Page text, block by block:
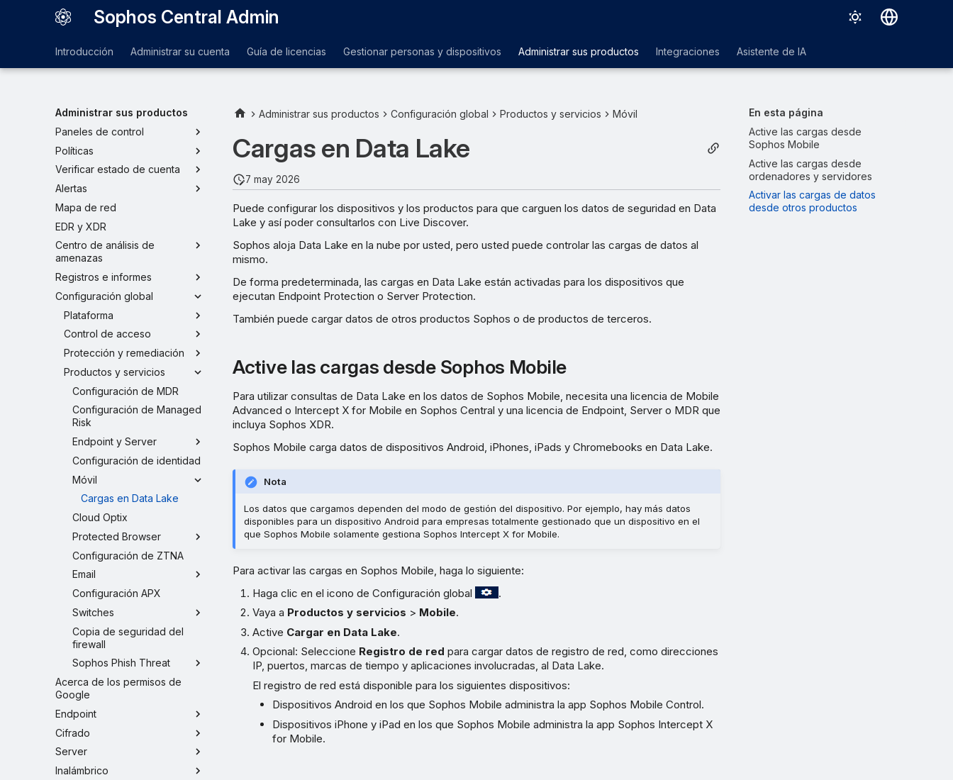
Sophos Central Admin
Français
日本語
한국어
Introducción Administrar su cuenta Guía de licencias Gestionar personas y dispositivos Administrar sus productos Integraciones Asistente de IA
Administrar sus productos
Paneles de control
Políticas
Verificar estado de cuenta
Alertas
Mapa de red
EDR y XDR
Centro de análisis de
amenazas
Registros e informes
Configuración global
Plataforma
Control de acceso
Protección y remediación
Productos y servicios
Configuración de MDR
Configuración de Managed
Risk
Endpoint y Server
Configuración de identidad
Móvil
Cargas en Data Lake
Cloud Optix
Protected Browser
Configuración de ZTNA
Email
Configuración APX
Switches
Copia de seguridad del
firewall
Sophos Phish Threat
Acerca de los permisos de
Google
Endpoint
Cifrado
Server
Inalámbrico
En esta página
Active las cargas desde
Sophos Mobile
Active las cargas desde
ordenadores y servidores
Activar las cargas de datos
desde otros productos
Administrar sus productos Configuración global Productos y servicios Móvil
Cargas en Data Lake
7 may 2026
Puede configurar los dispositivos y los productos para que carguen los datos de seguridad en Data
Lake y así poder consultarlos con Live Discover.
Sophos aloja Data Lake en la nube por usted, pero usted puede controlar las cargas de datos al
mismo.
De forma predeterminada, las cargas en Data Lake están activadas para los dispositivos que
ejecutan Endpoint Protection o Server Protection.
También puede cargar datos de otros productos Sophos o de productos de terceros.
Active las cargas desde Sophos Mobile
Para utilizar consultas de Data Lake en los datos de Sophos Mobile, necesita una licencia de Mobile
Advanced o Intercept X for Mobile en Sophos Central y una licencia de Endpoint, Server o MDR que
incluya Sophos XDR.
Sophos Mobile carga datos de dispositivos Android, iPhones, iPads y Chromebooks en Data Lake.
Nota
Los datos que cargamos dependen del modo de gestión del dispositivo. Por ejemplo, hay más datos
disponibles para un dispositivo Android para empresas totalmente gestionado que un dispositivo en el
que Sophos Mobile solamente gestiona Sophos Intercept X for Mobile.
Para activar las cargas en Sophos Mobile, haga lo siguiente:
Haga clic en el icono de Configuración global
.
Vaya a Productos y servicios > Mobile.
Active Cargar en Data Lake.
Opcional: Seleccione Registro de red para cargar datos de registro de red, como direcciones
IP, puertos, marcas de tiempo y aplicaciones involucradas, al Data Lake.
El registro de red está disponible para los siguientes dispositivos:
Dispositivos Android en los que Sophos Mobile administra la app Sophos Mobile Control.
Dispositivos iPhone y iPad en los que Sophos Mobile administra la app Sophos Intercept X
for Mobile.